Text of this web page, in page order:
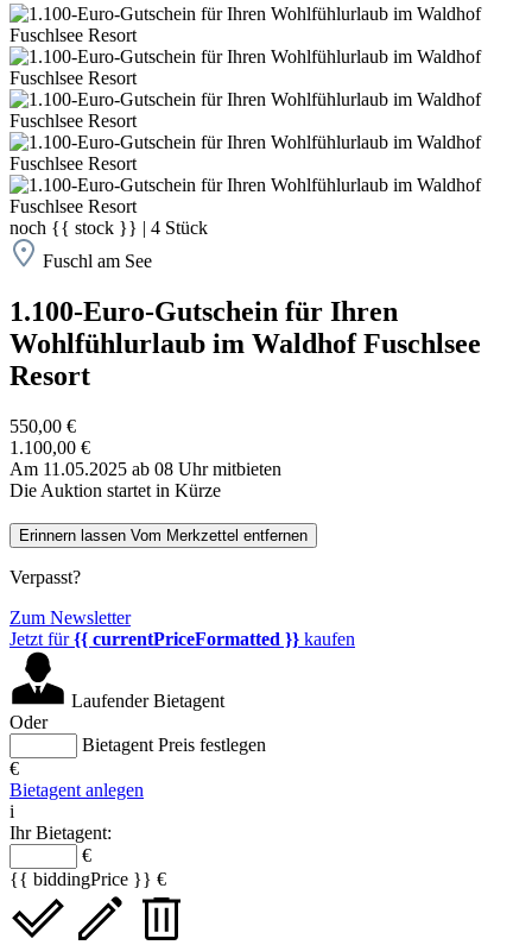
noch {{ stock }} | 4 Stück
Fuschl am See
1.100-Euro-Gutschein für Ihren
Wohlfühlurlaub im Waldhof Fuschlsee
Resort
550,00 €
1.100,00 €
Am 11.05.2025 ab 08 Uhr mitbieten
Die Auktion startet in Kürze
Erinnern lassen Vom Merkzettel entfernen
Verpasst?
Zum Newsletter
Jetzt für{{ currentPriceFormatted }} kaufen
Laufender Bietagent
Oder
Bietagent Preis festlegen
€
Bietagent anlegen
i
Ihr Bietagent:
€
{{ biddingPrice }} €